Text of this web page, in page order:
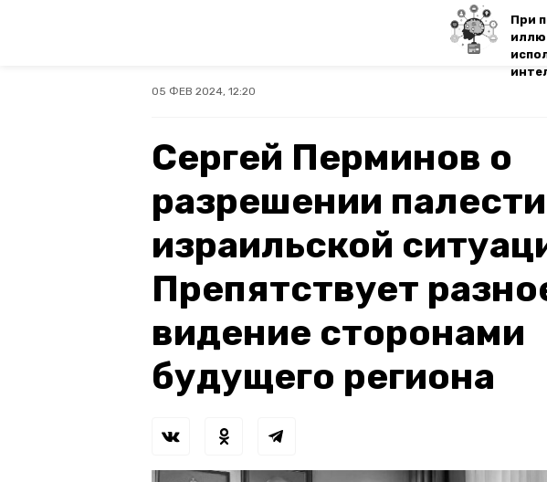
При
05 ФЕВ 2024, 12:20
Сергей Перминов о
разрешении
израильской
Препятствует
видение сторонами
будущего региона